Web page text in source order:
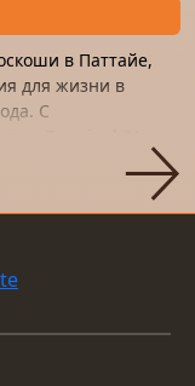
в Паттайе,
для жизни в
С